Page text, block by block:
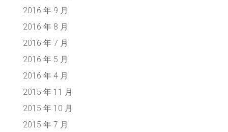
2016 年 9 月
2016 年 8 月
2016 年 7 月
2016 年 5 月
2016 年 4 月
2015 年 11 月
2015 年 10 月
2015 年 7 月